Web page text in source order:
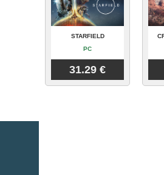
STARFIELD
PC
31.29 €